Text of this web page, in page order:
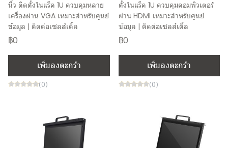
นิ้ว ติดตั้งในแร็ค 1U ควบคุมหลาย
เครื่องผ่าน VGA เหมาะสำหรับศูนย์
ข้อมูล | ติดต่อเซลส์เติ้ล
฿0
เพิ่มลงตะกร้า
(0)
ตั้งในแร็ค 1U ควบคุมคอมพิวเตอร์
ผ่าน HDMI เหมาะสำหรับศูนย์
ข้อมูล | ติดต่อเซลส์เติ้ล
฿0
เพิ่มลงตะกร้า
(0)